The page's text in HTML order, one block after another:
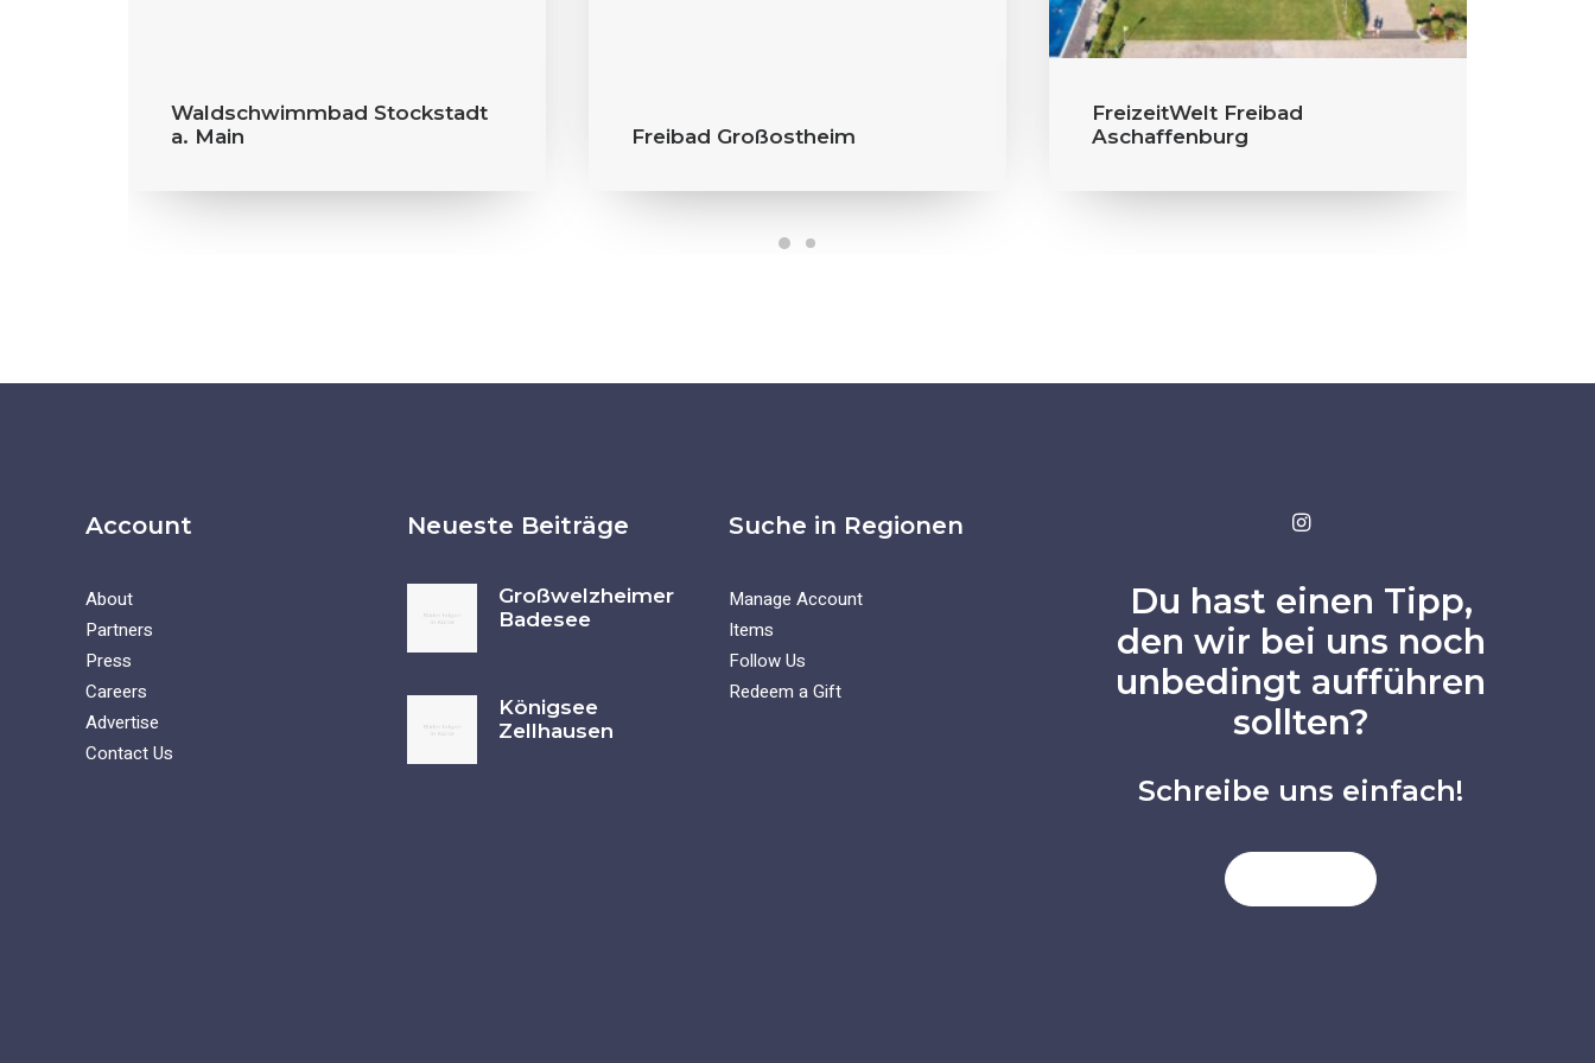
Waldschwimmbad Stockstadt
a. Main
Freibad Großostheim
FreizeitWelt Freibad
Aschaffenburg
Account
About
Partners
Press
Careers
Advertise
Contact Us
Neueste Beiträge
Großwelzheimer
Badesee
Königsee
Zellhausen
Suche in Regionen
Manage Account
Items
Follow Us
Redeem a Gift
Du hast einen Tipp,
den wir bei uns noch
unbedingt aufführen
sollten?
Schreibe uns einfach!